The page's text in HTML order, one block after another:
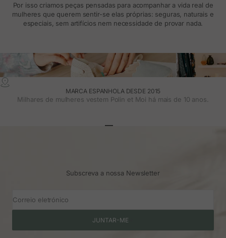
Por isso criamos peças pensadas para acompanhar a vida real de
mulheres que querem sentir-se elas próprias: seguras, naturais e
especiais, sem artifícios nem necessidade de provar nada.
MARCA ESPANHOLA DESDE 2015
Milhares de mulheres vestem Polin et Moi há mais de 10 anos.
Subscreva a nossa Newsletter
Correio eletrónico
JUNTAR-ME